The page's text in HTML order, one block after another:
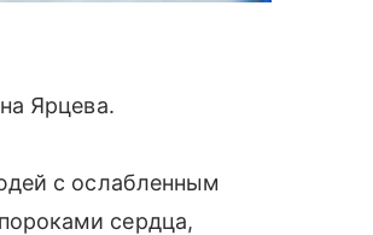
Ярцева.
с ослабленным
сердца,